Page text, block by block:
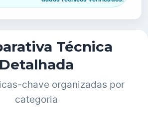
Técnica
Detalhada
chave organizadas por
categoria